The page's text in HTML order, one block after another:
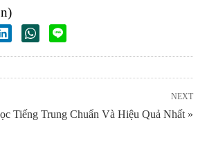
NEXT
Tiếng Trung Chuẩn Và Hiệu Quả Nhất »